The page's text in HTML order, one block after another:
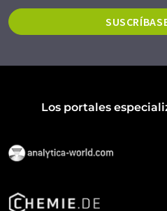
Los portales